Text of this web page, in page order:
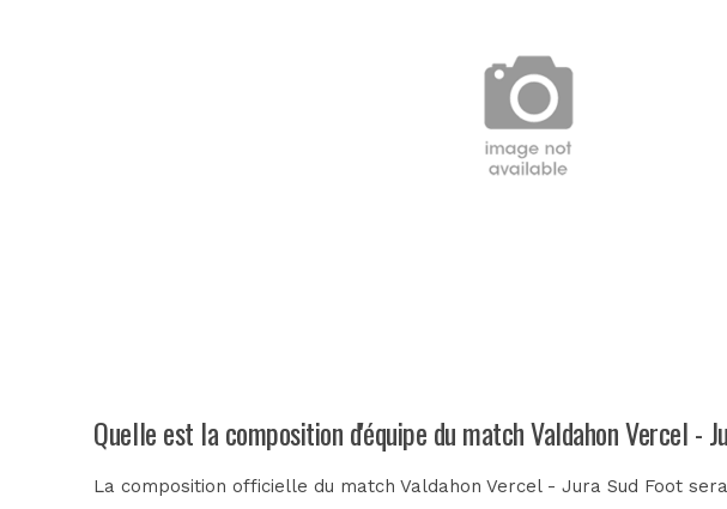
Quelle est la composition d'équipe du match Valdahon Vercel -
La composition officielle du match Valdahon Vercel - Jura Sud Foot